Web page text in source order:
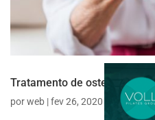
Tratamento de osteoartrite:
porweb |fev 26, 2020